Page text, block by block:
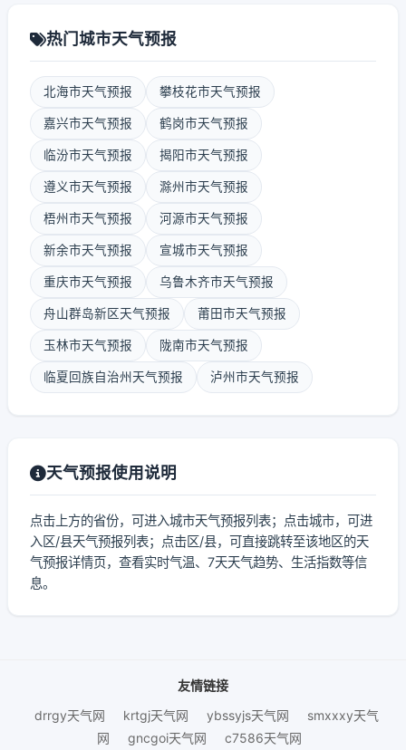
热门城市天气预报
北海市天气预报 攀枝花市天气预报
嘉兴市天气预报 鹤岗市天气预报
临汾市天气预报 揭阳市天气预报
遵义市天气预报 滁州市天气预报
梧州市天气预报 河源市天气预报
新余市天气预报 宣城市天气预报
重庆市天气预报 乌鲁木齐市天气预报
舟山群岛新区天气预报 莆田市天气预报
玉林市天气预报 陇南市天气预报
临夏回族自治州天气预报 泸州市天气预报
天气预报使用说明
点击上方的省份，可进入城市天气预报列表；点击城市，可进
入区/县天气预报列表；点击区/县，可直接跳转至该地区的天
气预报详情页，查看实时气温、7天天气趋势、生活指数等信
息。
友情链接
drrgy天气网
krtgj天气网 ybssyjs天气网
smxxxy天气
网
gncgoi天气网 c7586天气网